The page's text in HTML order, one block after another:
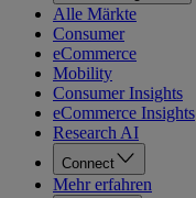
Alle Märkte
Consumer
eCommerce
Mobility
Consumer Insights
eCommerce Insights
Research AI
Connect
Mehr erfahren